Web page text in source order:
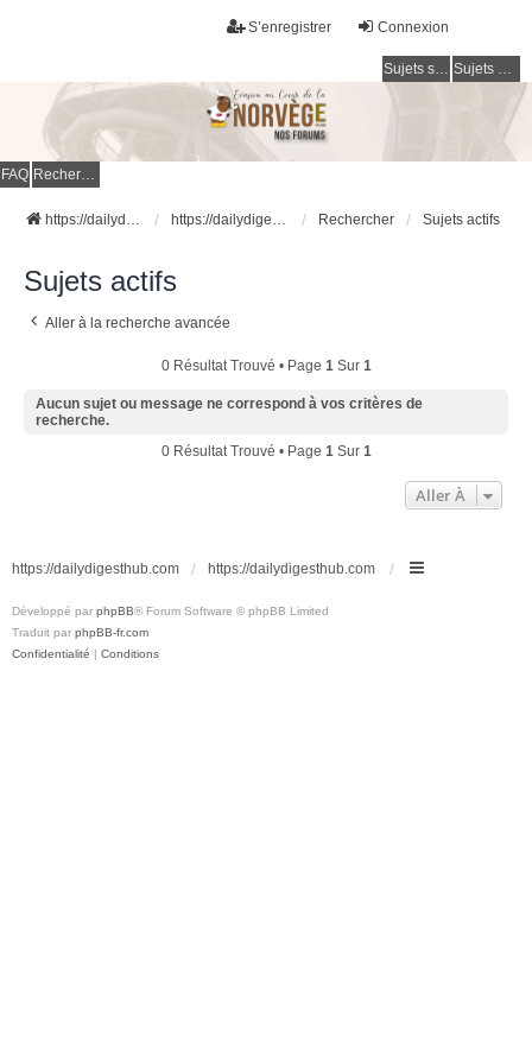
Connexion
S’enregistrer
Sujets sans réponse Sujets actifs
FAQ Rechercher
https://dailydigesthub.com https://dailydigesthub.com Rechercher Sujets actifs
Sujets actifs
Aller à la recherche avancée
0 Résultat Trouvé • Page 1Sur 1
Aucun sujet ou message ne correspond à vos critères de
recherche.
0 Résultat Trouvé • Page 1Sur 1
Aller À
https://dailydigesthub.com https://dailydigesthub.com
Développé par phpBB® Forum Software © phpBB Limited
Traduit par phpBB-fr.com
Confidentialité | Conditions